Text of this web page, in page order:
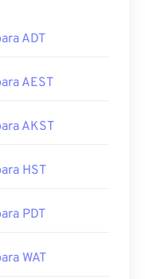
ADT
AEST
AKST
HST
PDT
WAT